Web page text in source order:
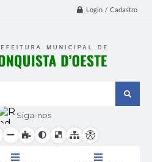
Login / Cadastro
Siga-nos